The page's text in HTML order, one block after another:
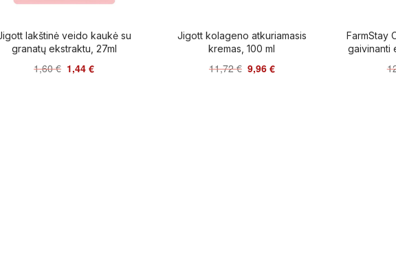
Jigott lakštinė veido kaukė su
granatų ekstraktu, 27ml
1,60 € 1,44 €
Jigott kolageno atkuriamasis
kremas, 100 ml
11,72 € 9,96 €
FarmStay
gaivinanti